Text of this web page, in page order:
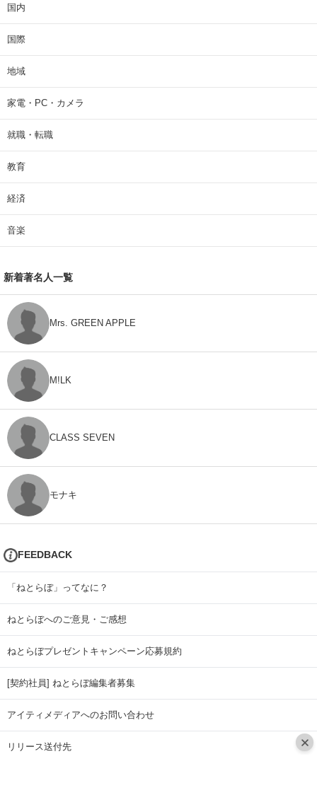
国内
国際
地域
家電・PC・カメラ
就職・転職
教育
経済
音楽
新着著名人一覧
Mrs. GREEN APPLE
M!LK
CLASS SEVEN
モナキ
FEEDBACK
「ねとらぼ」ってなに？
ねとらぼへのご意見・ご感想
ねとらぼプレゼントキャンペーン応募規約
[契約社員] ねとらぼ編集者募集
アイティメディアへのお問い合わせ
リリース送付先